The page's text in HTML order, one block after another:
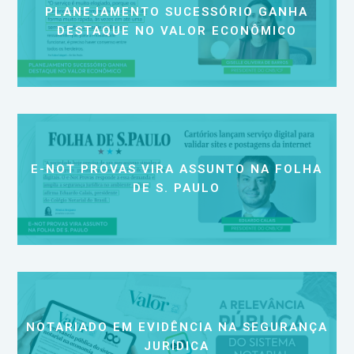
PLANEJAMENTO SUCESSÓRIO GANHA
DESTAQUE NO VALOR ECONÔMICO
E-NOT PROVAS VIRA ASSUNTO NA FOLHA
DE S. PAULO
NOTARIADO EM EVIDÊNCIA NA SEGURANÇA
JURÍDICA